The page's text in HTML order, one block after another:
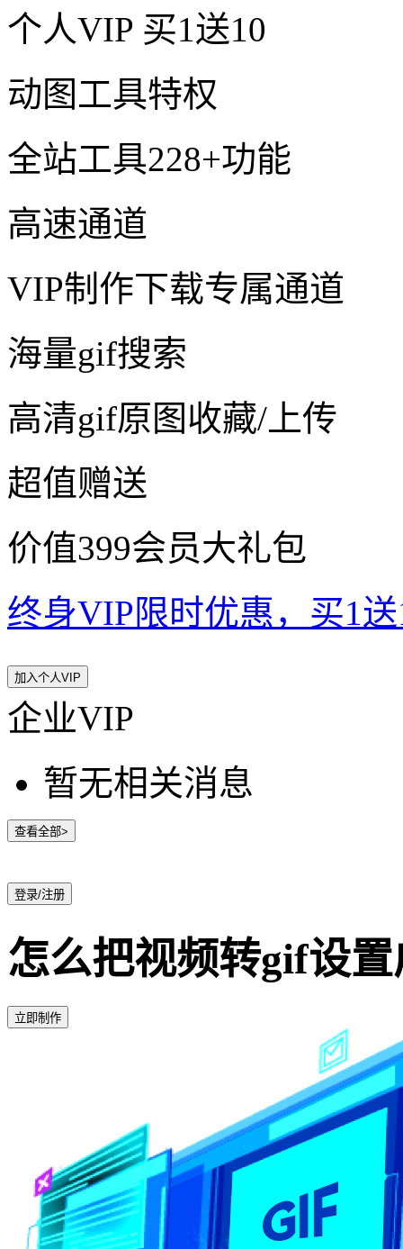
个人VIP 买1送10
动图工具特权
全站工具228+功能
高速通道
VIP制作下载专属通道
海量gif搜索
高清gif原图收藏/上传
超值赠送
价值399会员大礼包
终身VIP限时优惠，买1
加入个人VIP
企业VIP
暂无相关消息
查看全部>
登录/注册
怎么把视频转gif设
立即制作